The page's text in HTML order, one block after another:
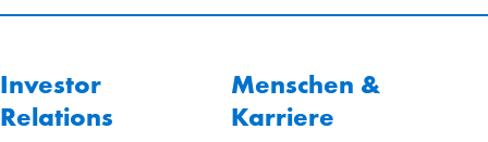
Investor
Relations
Menschen &
Karriere